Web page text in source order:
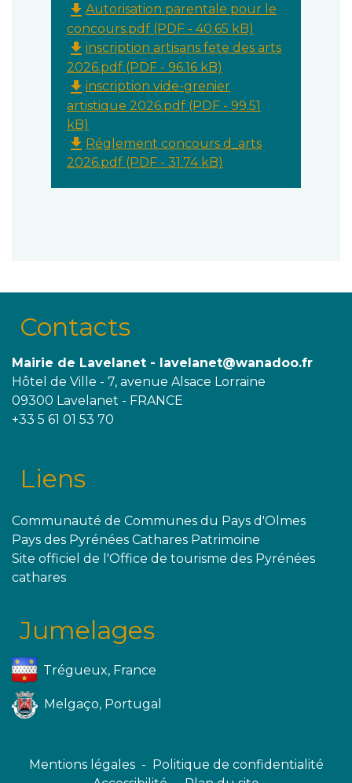
file_download Autorisation parentale pour le
concours.pdf (PDF - 40.65 kB)
file_download inscription artisans fete des arts
2026.pdf (PDF - 96.16 kB)
file_download inscription vide-grenier
artistique 2026.pdf (PDF - 99.51
kB)
file_download Réglement concours d_arts
2026.pdf (PDF - 31.74 kB)
Contacts
Mairie de Lavelanet - lavelanet@wanadoo.fr
Hôtel de Ville - 7, avenue Alsace Lorraine
09300 Lavelanet - FRANCE
+33 5 61 01 53 70
Liens
Communauté de Communes du Pays d'Olmes
Pays des Pyrénées Cathares Patrimoine
Site officiel de l'Office de tourisme des Pyrénées
cathares
Jumelages
Trégueux, France
Melgaço, Portugal
Mentions légales -
Politique de confidentialité